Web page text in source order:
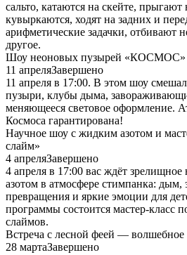
сальто, катаются на скейте, прыгают
кувыркаются, ходят на задних и
арифметические задачки, отбивают
другое.
Шоу неоновых пузырей «КОСМОС»
11 апреляЗавершено
11 апреля в 17:00. В этом шоу
пузыри, клубы дыма,
меняющееся световое оформление.
Космоса гарантирована!
Научное шоу с жидким азотом и
слайм»
4 апреляЗавершено
4 апреля в 17:00 вас ждёт
азотом в атмосфере стимпанка: дым,
превращения и яркие эмоции для
программы состоится мастер-класс
слаймов.
Встреча с лесной феей — волшебное
28 мартаЗавершено